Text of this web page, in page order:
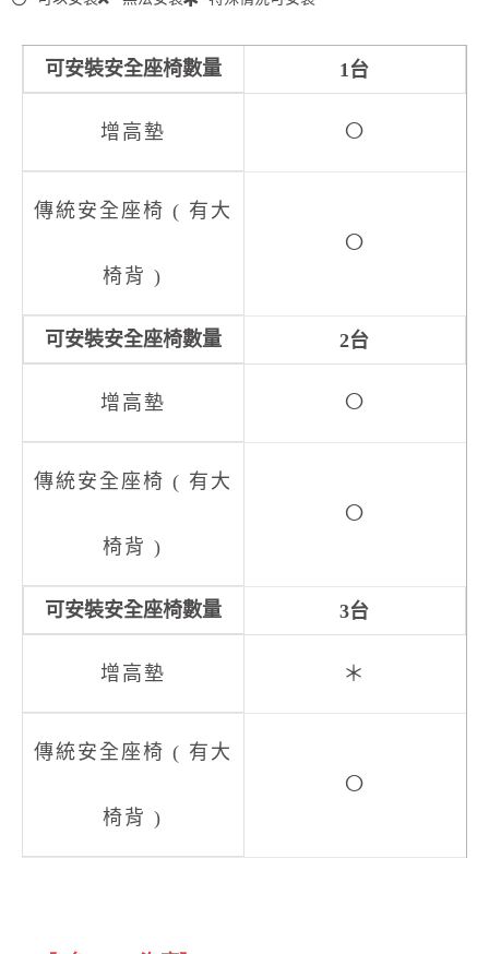
1台
○
○
2台
○
○
3台
＊
○